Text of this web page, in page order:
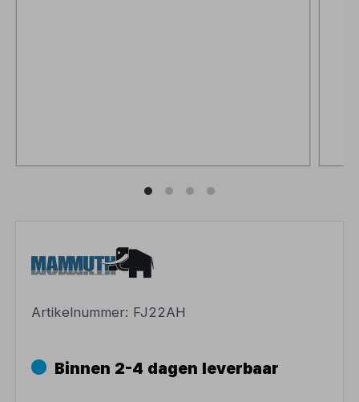
Artikelnummer: FJ22AH
Binnen 2-4 dagen leverbaar